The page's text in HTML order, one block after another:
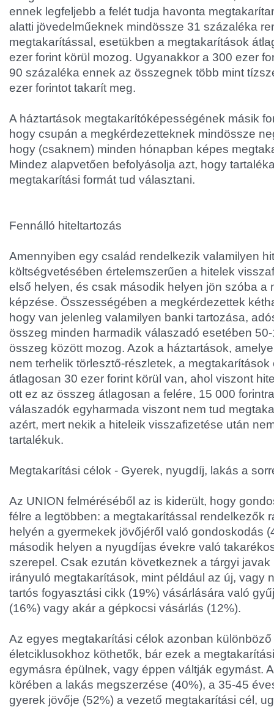
ennek legfeljebb a felét tudja havonta
alatti jövedelműeknek mindössze 31 százaléka
megtakarítással, esetükben a megtakarítások
ezer forint körül mozog. Ugyanakkor a 300 ezer
90 százaléka ennek az összegnek több mint
ezer forintot takarít meg.
A háztartások megtakarítóképességének másik
hogy csupán a megkérdezetteknek mindössze
hogy (csaknem) minden hónapban képes
Mindez alapvetően befolyásolja azt, hogy
megtakarítási formát tud választani.
Fennálló hiteltartozás
Amennyiben egy család rendelkezik valamilyen
költségvetésében értelemszerűen a hitelek
első helyen, és csak második helyen jön szóba a
képzése. Összességében a megkérdezettek
hogy van jelenleg valamilyen banki tartozása,
összeg minden harmadik válaszadó esetében
összeg között mozog. Azok a háztartások,
nem terhelik törlesztő-részletek, a
átlagosan 30 ezer forint körül van, ahol viszont
ott ez az összeg átlagosan a felére, 15 000
válaszadók egyharmada viszont nem tud
azért, mert nekik a hiteleik visszafizetése után
tartalékuk.
Megtakarítási célok - Gyerek, nyugdíj, lakás a
Az UNION felméréséből az is kiderült, hogy
félre a legtöbben: a megtakarítással rendelkezők
helyén a gyermekek jövőjéről való gondoskodás
második helyen a nyugdíjas évekre való
szerepel. Csak ezután következnek a tárgyi
irányuló megtakarítások, mint például az új, vagy
tartós fogyasztási cikk (19%) vásárlására való
(16%) vagy akár a gépkocsi vásárlás (12%).
Az egyes megtakarítási célok azonban
életciklusokhoz köthetők, bár ezek a
egymásra épülnek, vagy éppen váltják egymást.
körében a lakás megszerzése (40%), a 35-45
gyerek jövője (52%) a vezető megtakarítási cél,